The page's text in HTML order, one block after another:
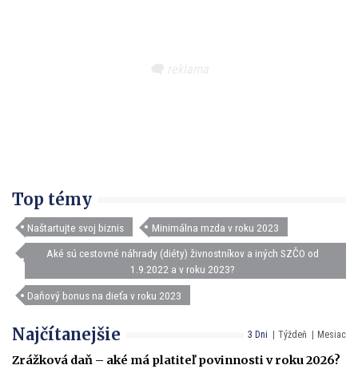
Top témy
Naštartujte svoj biznis Minimálna mzda v roku 2023
Aké sú cestovné náhrady (diéty) živnostníkov a iných SZČO od
1.9.2022 a v roku 2023?
Daňový bonus na dieťa v roku 2023
3 Dni Týždeň Mesiac
Najčítanejšie
Zrážková daň – aké má platiteľ povinnosti v roku 2026?